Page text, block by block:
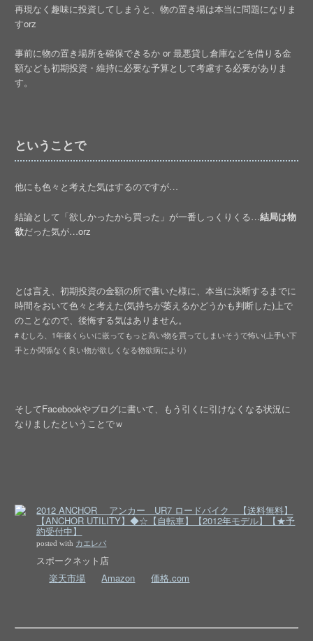
再現なく趣味に投資してしまうと、物の置き場は本当に問題になりま
すorz
事前に物の置き場所を確保できるか or 最悪貸し倉庫などを借りる金
額なども初期投資・維持に必要な予算として考慮する必要がありま
す。
ということで
他にも色々と考えた気はするのですが…
結論として「欲しかったから買った」が一番しっくりくる…結局は物
欲だった気が…orz
とは言え、初期投資の金額の所で書いた様に、本当に決断するまでに
時間をおいて色々と考えた(気持ちが萎えるかどうかも判断した)上で
のことなので、後悔する気はありません。
# むしろ、1年後くらいに嵌ってもっと高い物を買ってしまいそうで怖い(上手い下
手とか関係なく良い物が欲しくなる物欲病により)
そしてFacebookやブログに書いて、もう引くに引けなくなる状況に
なりましたということでｗ
2012 ANCHOR アンカー UR7 ロードバイク 【送料無料】
【ANCHOR UTILITY】◆☆【自転車】【2012年モデル】【★予
約受付中】
posted with カエレバ
スポークネット店
楽天市場
Amazon 価格.com